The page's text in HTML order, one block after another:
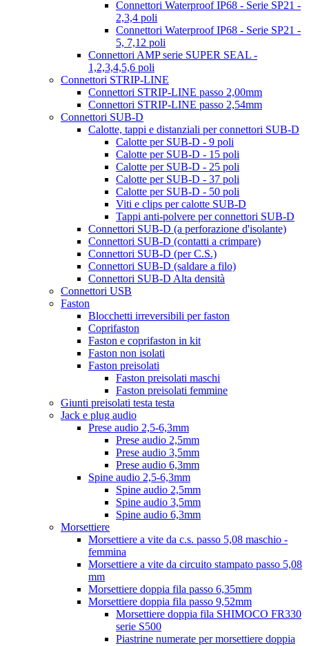
Connettori Waterproof IP68 - Serie SP21 -
2,3,4 poli
Connettori Waterproof IP68 - Serie SP21 -
5, 7,12 poli
Connettori AMP serie SUPER SEAL -
1,2,3,4,5,6 poli
Connettori STRIP-LINE
Connettori STRIP-LINE passo 2,00mm
Connettori STRIP-LINE passo 2,54mm
Connettori SUB-D
Calotte, tappi e distanziali per connettori SUB-D
Calotte per SUB-D - 9 poli
Calotte per SUB-D - 15 poli
Calotte per SUB-D - 25 poli
Calotte per SUB-D - 37 poli
Calotte per SUB-D - 50 poli
Viti e clips per calotte SUB-D
Tappi anti-polvere per connettori SUB-D
Connettori SUB-D (a perforazione d'isolante)
Connettori SUB-D (contatti a crimpare)
Connettori SUB-D (per C.S.)
Connettori SUB-D (saldare a filo)
Connettori SUB-D Alta densità
Connettori USB
Faston
Blocchetti irreversibili per faston
Coprifaston
Faston e coprifaston in kit
Faston non isolati
Faston preisolati
Faston preisolati maschi
Faston preisolati femmine
Giunti preisolati testa testa
Jack e plug audio
Prese audio 2,5-6,3mm
Prese audio 2,5mm
Prese audio 3,5mm
Prese audio 6,3mm
Spine audio 2,5-6,3mm
Spine audio 2,5mm
Spine audio 3,5mm
Spine audio 6,3mm
Morsettiere
Morsettiere a vite da c.s. passo 5,08 maschio -
femmina
Morsettiere a vite da circuito stampato passo 5,08
mm
Morsettiere doppia fila passo 6,35mm
Morsettiere doppia fila passo 9,52mm
Morsettiere doppia fila SHIMOCO FR330
serie S500
Piastrine numerate per morsettiere doppia